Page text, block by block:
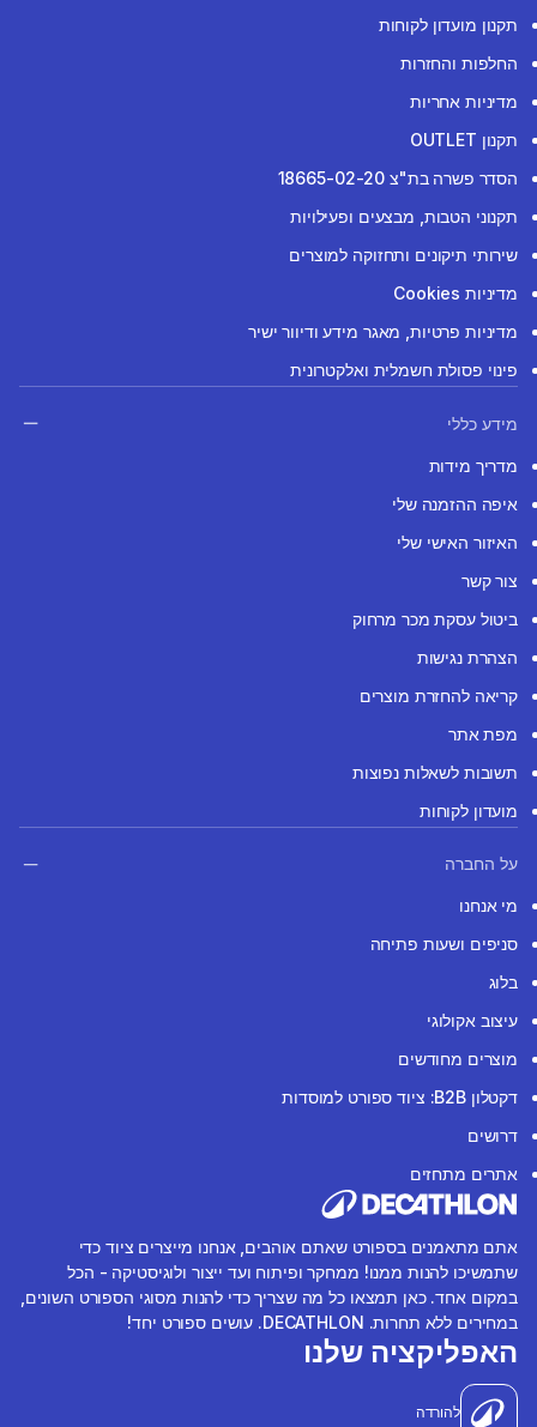
תקנון מועדון לקוחות
החלפות והחזרות
מדיניות אחריות
תקנון OUTLET
הסדר פשרה בת"צ 18665-02-20
תקנוני הטבות, מבצעים ופעילויות
שירותי תיקונים ותחזוקה למוצרים
מדיניות Cookies
מדיניות פרטיות, מאגר מידע ודיוור ישיר
פינוי פסולת חשמלית ואלקטרונית
מידע כללי
מדריך מידות
איפה ההזמנה שלי
האיזור האישי שלי
צור קשר
ביטול עסקת מכר מרחוק
הצהרת נגישות
קריאה להחזרת מוצרים
מפת אתר
תשובות לשאלות נפוצות
מועדון לקוחות
על החברה
מי אנחנו
סניפים ושעות פתיחה
בלוג
עיצוב אקולוגי
מוצרים מחודשים
דקטלון B2B: ציוד ספורט למוסדות
דרושים
אתרים מתחזים
אתם מתאמנים בספורט שאתם אוהבים, אנחנו מייצרים ציוד כדי
שתמשיכו להנות ממנו! ממחקר ופיתוח ועד ייצור ולוגיסטיקה - הכל
במקום אחד. כאן תמצאו כל מה שצריך כדי להנות מסוגי הספורט השונים,
במחירים ללא תחרות. DECATHLON. עושים ספורט יחד!
האפליקציה שלנו
להורדה